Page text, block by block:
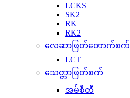
LCKS
SK2
RK
RK2
လေဆာဖြတ်တောက်စက်
LCT
သေတ္တာဖြတ်စက်
အမ်စီတီ